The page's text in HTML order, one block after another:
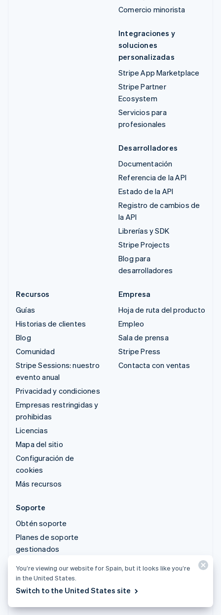
Comercio minorista
Integraciones y
soluciones
personalizadas
Stripe App Marketplace
Stripe Partner
Ecosystem
Servicios para
profesionales
Desarrolladores
Documentación
Referencia de la API
Estado de la API
Registro de cambios de
la API
Librerías y SDK
Stripe Projects
Blog para
desarrolladores
Recursos
Guías
Historias de clientes
Blog
Comunidad
Stripe Sessions: nuestro
evento anual
Privacidad y condiciones
Empresas restringidas y
prohibidas
Licencias
Mapa del sitio
Configuración de
cookies
Más recursos
Empresa
Hoja de ruta del producto
Empleo
Sala de prensa
Stripe Press
Contacta con ventas
Soporte
Obtén soporte
Planes de soporte
gestionados
© 2026 Stripe, LLC
You’re viewing our website for Spain, but it looks like you’re
in the United States.
Switch to the United States site